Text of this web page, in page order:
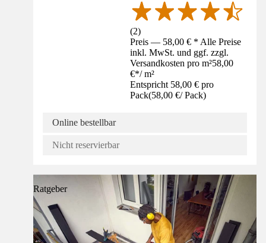
(2)
Preis — 58,00 € * Alle Preise
inkl. MwSt. und ggf. zzgl.
Versandkosten pro m²58,00
€*/ m²
Entspricht 58,00 € pro
Pack(58,00 €/ Pack)
Online bestellbar
Nicht reservierbar
Ratgeber